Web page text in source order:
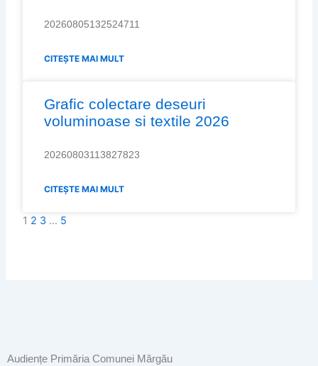
20260805132524711
CITEȘTE MAI MULT
Grafic colectare deseuri
voluminoase si textile 2026
20260803113827823
CITEȘTE MAI MULT
1 2 3 … 5
Audiențe Primăria Comunei Mărgău